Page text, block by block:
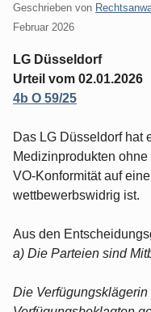
Geschrieben von
Februar 2026
LG Düsseldorf
Urteil vom 02.01.2026
4b O 59/25
Das LG Düsseldorf hat
Medizinprodukten
VO-Konformität auf
wettbewerbswidrig ist.
Aus den
a) Die Parteien sind
Die